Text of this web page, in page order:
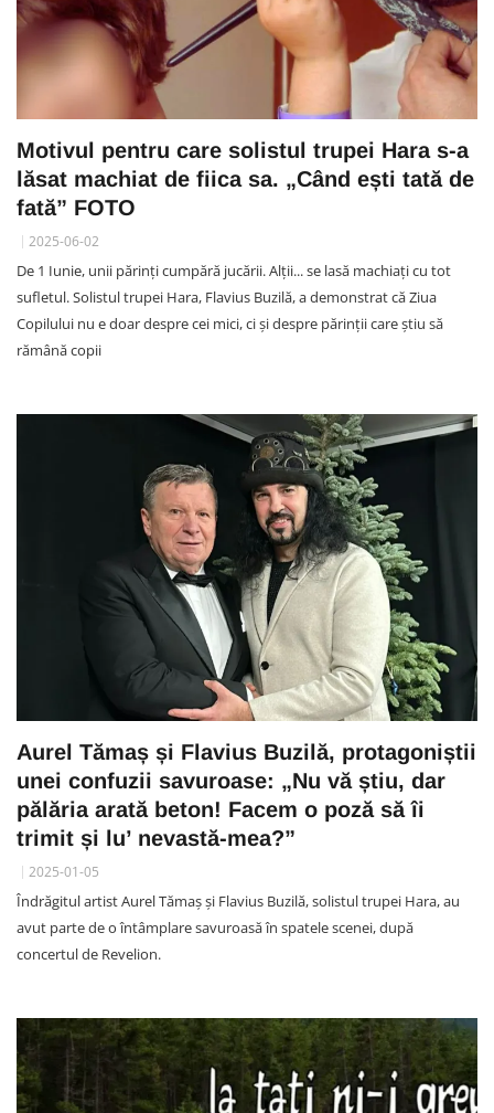
Motivul pentru care solistul trupei Hara s-a
lăsat machiat de fiica sa. „Când ești tată de
fată” FOTO
2025-06-02
De 1 Iunie, unii părinți cumpără jucării. Alții... se lasă machiați cu tot
sufletul. Solistul trupei Hara, Flavius Buzilă, a demonstrat că Ziua
Copilului nu e doar despre cei mici, ci și despre părinții care știu să
rămână copii
Aurel Tămaș și Flavius Buzilă, protagoniștii
unei confuzii savuroase: „Nu vă știu, dar
pălăria arată beton! Facem o poză să îi
trimit și lu’ nevastă-mea?”
2025-01-05
Îndrăgitul artist Aurel Tămaș și Flavius Buzilă, solistul trupei Hara, au
avut parte de o întâmplare savuroasă în spatele scenei, după
concertul de Revelion.